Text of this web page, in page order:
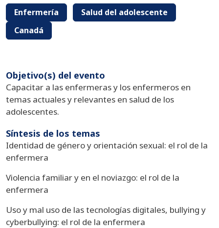
Enfermería
Salud del adolescente
Canadá
Objetivo(s) del evento
Capacitar a las enfermeras y los enfermeros en
temas actuales y relevantes en salud de los
adolescentes.
Síntesis de los temas
Identidad de género y orientación sexual: el rol de la
enfermera
Violencia familiar y en el noviazgo: el rol de la
enfermera
Uso y mal uso de las tecnologías digitales, bullying y
cyberbullying: el rol de la enfermera